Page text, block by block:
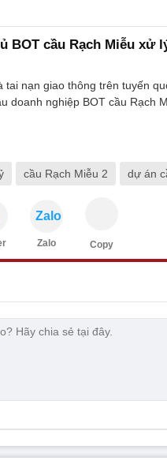
BOT cầu Rạch Miễu xử
nạn giao thông trên tuyến
doanh nghiệp BOT cầu Rạch
cầu Rạch Miễu 2 dự án
Zalo
Zalo Copy